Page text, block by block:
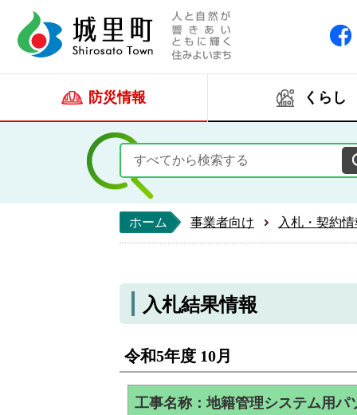
防災情報 くらし
ホーム 事業者向け 入札・契約
入札結果情報
令和5年度 10月
工事名称：地籍管理システム用